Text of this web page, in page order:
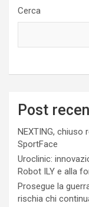
Cerca
Post
NEXTING, chiuso
SportFace
Uroclinic:
Robot ILY e alla
Prosegue la
rischia chi